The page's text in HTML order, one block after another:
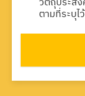
ตามที่ระบุไ